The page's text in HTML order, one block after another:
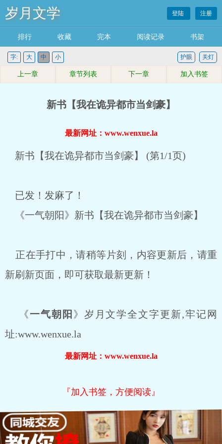
岁月文学 登陆 注册
排行 收藏 完本 阅读记录 书架
字: 大 中 小 关灯
护眼
上一章 章节列表 下一章 加入书签
新书【我在诡异都市当剑豪】
最新网址：www.wenxue.la
新书【我在诡异都市当剑豪】 (第1/1页)
已发！发麻了！
《一气朝阳》新书【我在诡异都市当剑豪】
正在手打中，请稍等片刻，内容更新后，请重
新刷新页面，即可获取最新更新！
《一气朝阳 》岁月文学全文字更新,牢记网
址:www.wenxue.la
最新网址：www.wenxue.la
『加入书签，方便阅读』